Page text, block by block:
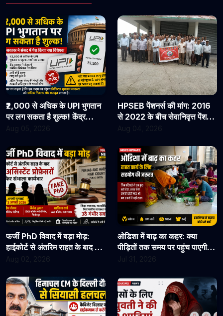
₹2,000 से अधिक के UPI भुगतान
पर लग सकता है शुल्क! केंद्र
सरकार ने संसद में पेश किया नया
Aug 05, 2026
HPSEB पेंशनर्स की मांग: 2016
से 2022 के बीच सेवानिवृत्त पेंशनरों
के सभी देय लाभ तुरंत जारी किए
Aug 04, 2026
फर्जी PhD विवाद में बड़ा मोड़:
हाईकोर्ट से अंतरिम राहत के बाद 3
असिस्टेंट प्रोफेसरों ने फिर संभाला
सुनवाई
Aug 02, 2026
ओडिशा में बाढ़ का कहर: क्या
पीड़ितों तक समय पर पहुंच पाएगी